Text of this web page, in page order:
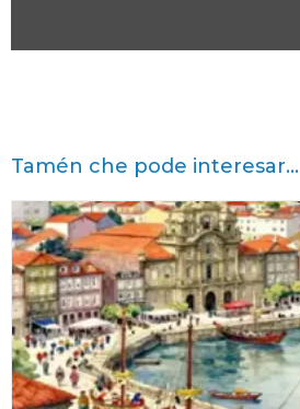
Tamén che pode interesar...